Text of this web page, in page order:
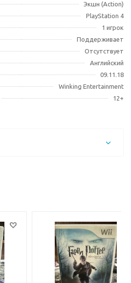
Экшн (Action)
PlayStation 4
1 игрок
Поддерживает
Отсутствует
Английский
09.11.18
Winking Entertainment
12+